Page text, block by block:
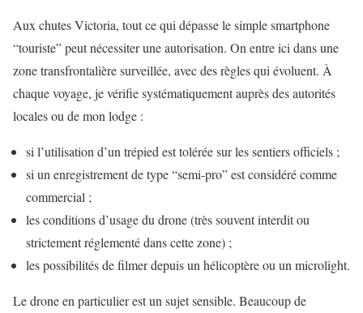
Aux chutes Victoria, tout ce qui dépasse le simple smartphone
“touriste” peut nécessiter une autorisation. On entre ici dans une
zone transfrontalière surveillée, avec des règles qui évoluent. À
chaque voyage, je vérifie systématiquement auprès des autorités
locales ou de mon lodge :
si l’utilisation d’un trépied est tolérée sur les sentiers officiels ;
si un enregistrement de type “semi-pro” est considéré comme
commercial ;
les conditions d’usage du drone (très souvent interdit ou
strictement réglementé dans cette zone) ;
les possibilités de filmer depuis un hélicoptère ou un microlight.
Le drone en particulier est un sujet sensible. Beaucoup de